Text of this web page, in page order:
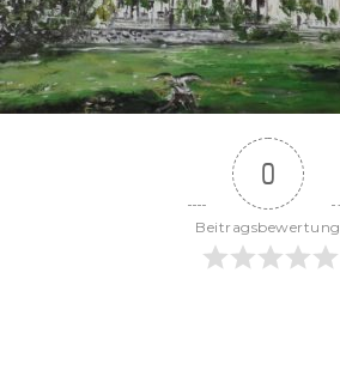
0
Beitragsbewertung